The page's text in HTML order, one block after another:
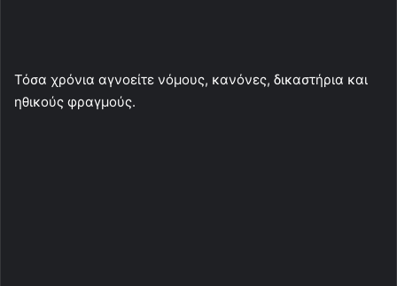
Τόσα χρόνια αγνοείτε νόμους, κανόνες, δικαστήρια και
ηθικούς φραγμούς.